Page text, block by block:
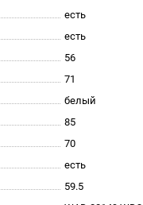
есть
есть
56
71
белый
85
70
есть
59.5